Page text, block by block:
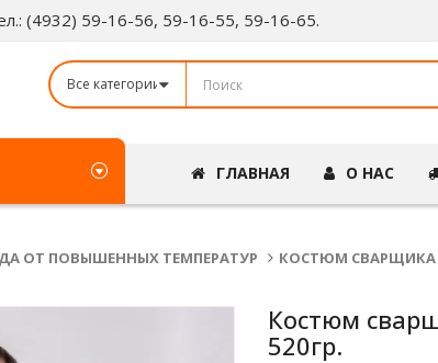
(4932) 59-16-56, 59-16-55, 59-16-65.
ГЛАВНАЯ О НАС
ОТ ПОВЫШЕННЫХ ТЕМПЕРАТУР КОСТЮМ СВАРЩИКА
Костюм
520гр.